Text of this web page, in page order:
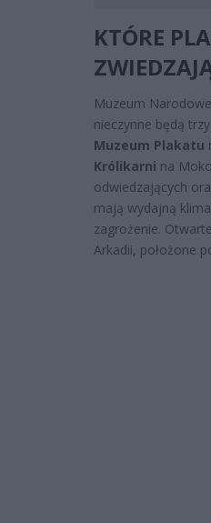
KTÓRE
Muzeum
nieczynne będą
Muzeum Plakatu
Królikarni na
odwiedzających
mają wydajną
zagrożenie.
Arkadii, położone